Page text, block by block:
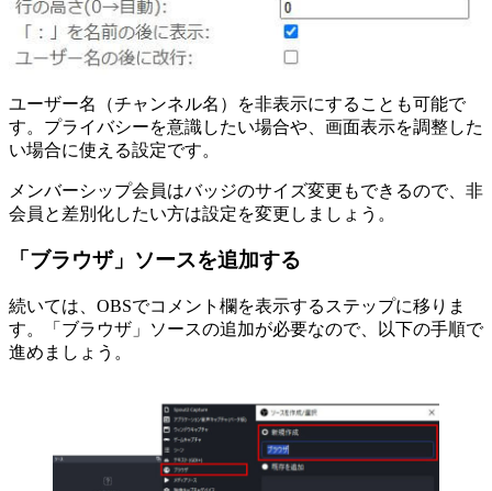
ユーザー名（チャンネル名）を非表示にすることも可能で
す。プライバシーを意識したい場合や、画面表示を調整した
い場合に使える設定です。
メンバーシップ会員はバッジのサイズ変更もできるので、非
会員と差別化したい方は設定を変更しましょう。
「ブラウザ」ソースを追加する
続いては、OBSでコメント欄を表示するステップに移りま
す。「ブラウザ」ソースの追加が必要なので、以下の手順で
進めましょう。